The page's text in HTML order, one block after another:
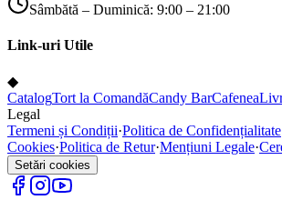
Sâmbătă – Duminică: 9:00 – 21:00
Link-uri Utile
◆
CatalogTort la ComandăCandy BarCafenea
Legal
Termeni și Condiții·Politica de Confidențialitate
Cookies·Politica de Retur·Mențiuni Legale·
Setări cookies